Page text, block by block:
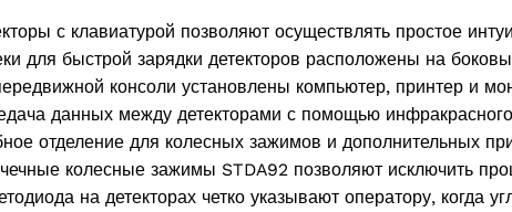
с клавиатурой позволяют осуществлять простое
для быстрой зарядки детекторов расположены на
консоли установлены компьютер, принтер и
данных между детекторами с помощью
отделение для колесных зажимов и дополнительных
колесные зажимы STDA92 позволяют исключить
на детекторах четко указывают оператору,